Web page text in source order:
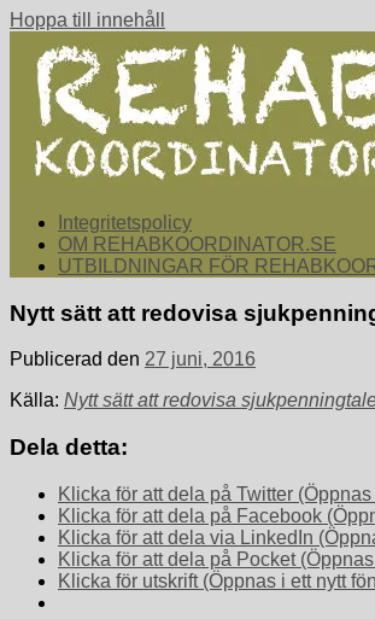
Hoppa till innehåll
rehabkoordinator.se
Samlade nyheter för dig som arbetar
Integritetspolicy
OM REHABKOORDINATOR.SE
UTBILDNINGAR FÖR
Nytt sätt att redovisa
Publicerad den 27 juni, 2016
Källa: Nytt sätt att redovisa
Dela detta:
Klicka för att dela på Twitter
Klicka för att dela på Facebook
Klicka för att dela via LinkedIn
Klicka för att dela på Pocket
Klicka för utskrift (Öppnas i ett nytt